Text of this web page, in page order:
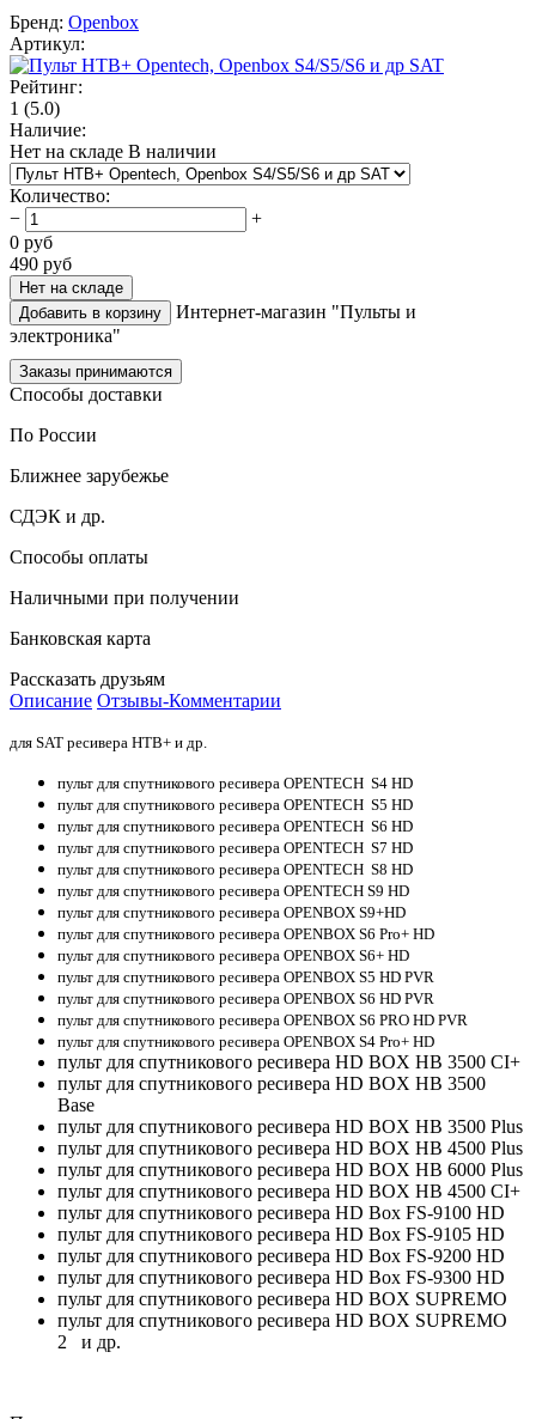
Бренд: Openbox
Артикул:
Рейтинг:
1 (5.0)
Наличие:
Нет на складе В наличии
Количество:
−
+
0 руб
490 руб
Нет на складе
Добавить в корзину
Интернет-магазин "Пульты и
электроника"
Заказы принимаются
Способы доставки
По России
Ближнее зарубежье
СДЭК и др.
Способы оплаты
Наличными при получении
Банковская карта
Рассказать друзьям
Описание Отзывы-Комментарии
для SAT ресивера НТВ+ и др.
пульт для спутникового ресивера OPENTECH S4 HD
пульт для спутникового ресивера OPENTECH S5 HD
пульт для спутникового ресивера OPENTECH S6 HD
пульт для спутникового ресивера OPENTECH S7 HD
пульт для спутникового ресивера OPENTECH S8 HD
пульт для спутникового ресивера OPENTECH S9 HD
пульт для спутникового ресивера OPENBOX S9+HD
пульт для спутникового ресивера OPENBOX S6 Pro+ HD
пульт для спутникового ресивера OPENBOX S6+ HD
пульт для спутникового ресивера OPENBOX S5 HD PVR
пульт для спутникового ресивера OPENBOX S6 HD PVR
пульт для спутникового ресивера OPENBOX S6 PRO HD PVR
пульт для спутникового ресивера OPENBOX S4 Pro+ HD
пульт для спутникового ресивера HD BOX HB 3500 CI+
пульт для спутникового ресивера HD BOX HB 3500
Base
пульт для спутникового ресивера HD BOX HB 3500 Plus
пульт для спутникового ресивера HD BOX HB 4500 Plus
пульт для спутникового ресивера HD BOX HB 6000 Plus
пульт для спутникового ресивера HD BOX HB 4500 CI+
пульт для спутникового ресивера HD Box FS-9100 HD
пульт для спутникового ресивера HD Box FS-9105 HD
пульт для спутникового ресивера HD Box FS-9200 HD
пульт для спутникового ресивера HD Box FS-9300 HD
пульт для спутникового ресивера HD BOX SUPREMO
пульт для спутникового ресивера HD BOX SUPREMO
2 и др.